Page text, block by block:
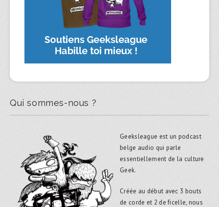
Qui sommes-nous ?
Geeksleague est un podcast
belge audio qui parle
essentiellement de la culture
Geek.
Créée au début avec 3 bouts
de corde et 2 de ficelle, nous